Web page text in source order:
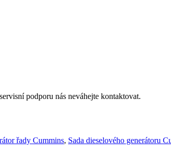
podporu nás neváhejte kontaktovat.
řady Cummins, Sada dieselového generátoru